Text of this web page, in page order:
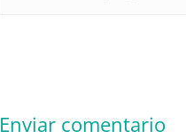
Enviar comentario